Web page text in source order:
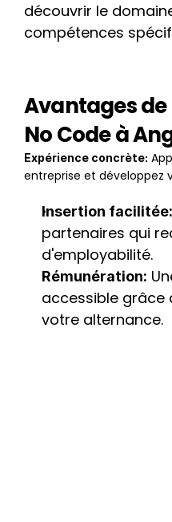
découvrir le
compétences
Avantages de
No Code à
Expérience concrète:
entreprise et développez
Insertion facilitée:
partenaires qui
d'employabilité.
Rémunération:
accessible grâce
votre alternance.